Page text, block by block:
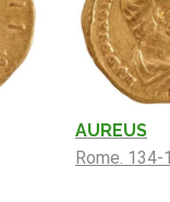
AUREUS
Rome. 134-